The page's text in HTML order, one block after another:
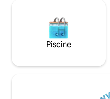
Piscine